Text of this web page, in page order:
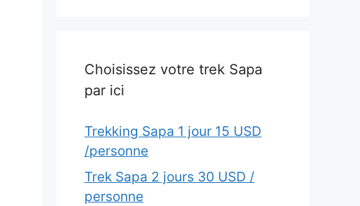
Choisissez votre trek Sapa
par ici
Trekking Sapa 1 jour 15 USD
/personne
Trek Sapa 2 jours 30 USD /
personne